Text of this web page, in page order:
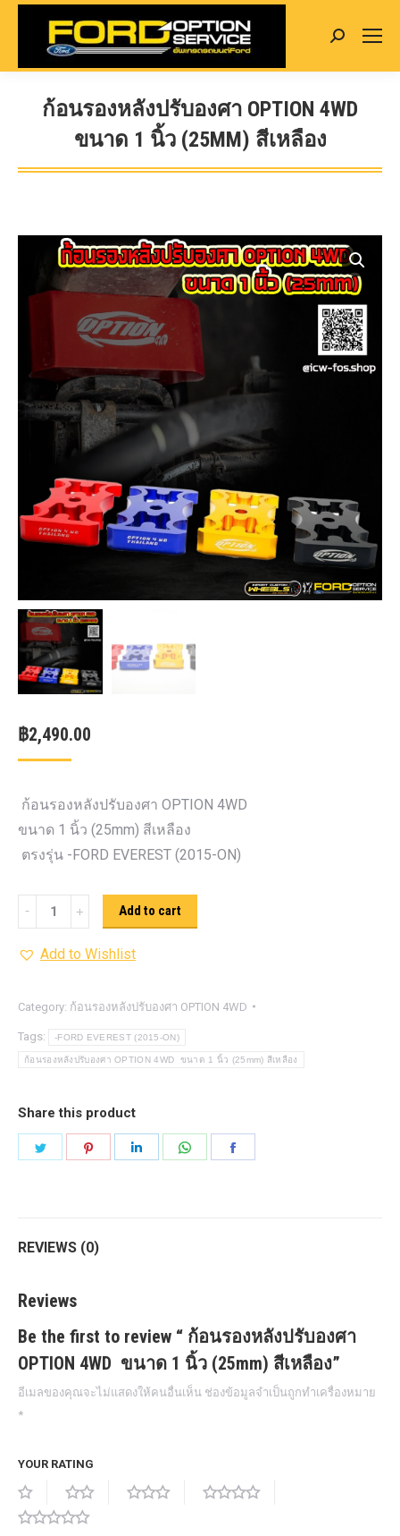
Search:
ก้อนรองหลังปรับองศา OPTION 4WD
ขนาด 1 นิ้ว (25MM) สีเหลือง
You are here:
฿2,490.00
ก้อนรองหลังปรับองศา OPTION 4WD
ขนาด 1 นิ้ว (25mm) สีเหลือง
ตรงรุ่น -FORD EVEREST (2015-ON)
รอง
หลัง
องศา
OPTION
4WD
1
นิ้ว
(25mm)
Add to cart
Add to Wishlist
Category: ก้อนรองหลังปรับองศา OPTION 4WD
Tags: -FORD EVEREST (2015-ON)
ก้อนรองหลังปรับองศา OPTION 4WD ขนาด 1 นิ้ว (25mm) สีเหลือง
Share this product
REVIEWS (0)
Reviews
Be the first to review “ ก้อนรองหลังปรับองศา
OPTION 4WD ขนาด 1 นิ้ว (25mm) สีเหลือง”
อีเมลของคุณจะไม่แสดงให้คนอื่นเห็น ช่องข้อมูลจำเป็นถูกทำเครื่องหมาย
*
YOUR RATING